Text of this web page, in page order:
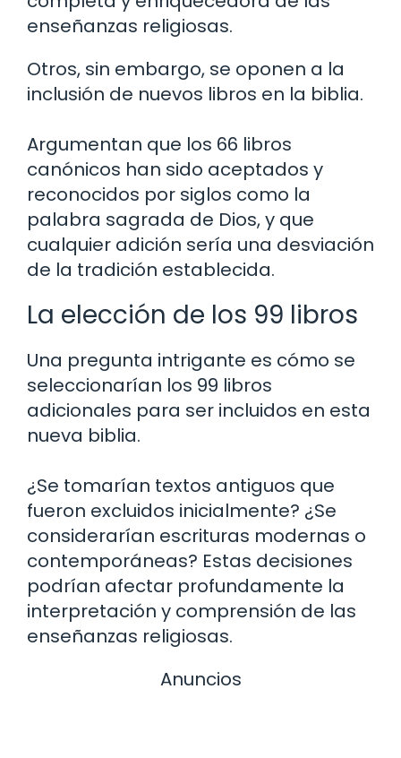
enseñanzas religiosas.
Otros, sin embargo, se oponen a la
inclusión de nuevos libros en la biblia.
Argumentan que los 66 libros
canónicos han sido aceptados y
reconocidos por siglos como la
palabra sagrada de Dios, y que
cualquier adición sería una desviación
de la tradición establecida.
La elección de los 99 libros
Una pregunta intrigante es cómo se
seleccionarían los 99 libros
adicionales para ser incluidos en esta
nueva biblia.
¿Se tomarían textos antiguos que
fueron excluidos inicialmente? ¿Se
considerarían escrituras modernas o
contemporáneas? Estas decisiones
podrían afectar profundamente la
interpretación y comprensión de las
enseñanzas religiosas.
Anuncios